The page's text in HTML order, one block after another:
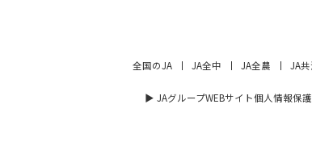
全国のJA JA全中 JA全農 JA
▶︎ JAグループWEBサイト個人情報保